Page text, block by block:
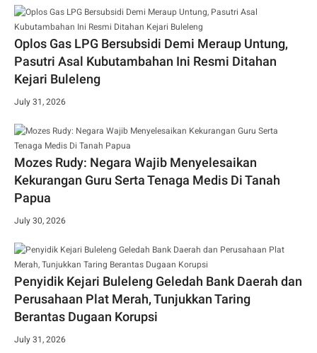
Oplos Gas LPG Bersubsidi Demi Meraup Untung,
Pasutri Asal Kubutambahan Ini Resmi Ditahan
Kejari Buleleng
July 31, 2026
Mozes Rudy: Negara Wajib Menyelesaikan
Kekurangan Guru Serta Tenaga Medis Di Tanah
Papua
July 30, 2026
Penyidik Kejari Buleleng Geledah Bank Daerah dan
Perusahaan Plat Merah, Tunjukkan Taring
Berantas Dugaan Korupsi
July 31, 2026